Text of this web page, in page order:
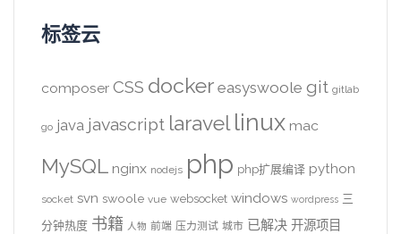
标签云
composer CSS docker easyswoole git gitlab
go java javascript laravel linux mac
MySQL nginx nodejs php php扩展编译 python
socket svn swoole vue websocket windows wordpress 三
分钟热度 书籍 人物 前端 压力测试 城市 已解决 开源项目